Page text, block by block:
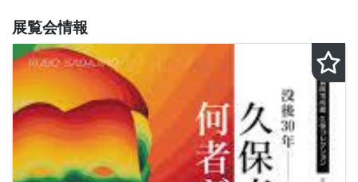
展覧会情報